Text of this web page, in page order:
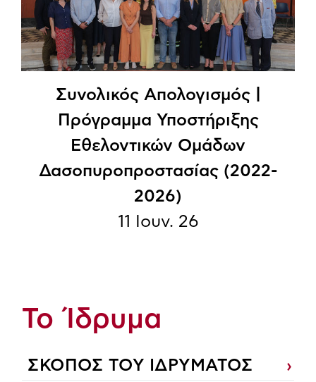
Συνολικός Απολογισμός |
Πρόγραμμα Υποστήριξης
Εθελοντικών Ομάδων
Δασοπυροπροστασίας (2022-
2026)
11 Ιουν. 26
Το Ίδρυμα
ΣΚΟΠΟΣ ΤΟΥ ΙΔΡΥΜΑΤΟΣ